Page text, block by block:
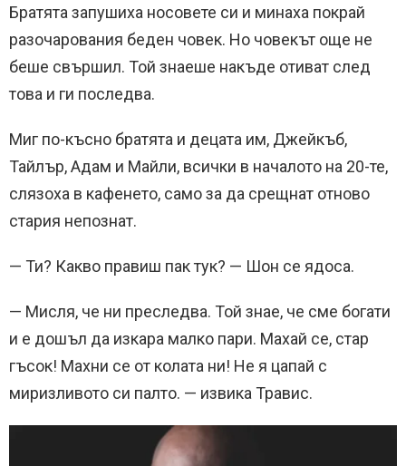
Братята запушиха носовете си и минаха покрай
разочарования беден човек. Но човекът още не
беше свършил. Той знаеше накъде отиват след
това и ги последва.
Миг по-късно братята и децата им, Джейкъб,
Тайлър, Адам и Майли, всички в началото на 20-те,
слязоха в кафенето, само за да срещнат отново
стария непознат.
— Ти? Какво правиш пак тук? — Шон се ядоса.
— Мисля, че ни преследва. Той знае, че сме богати
и е дошъл да изкара малко пари. Махай се, стар
гъсок! Махни се от колата ни! Не я цапай с
миризливото си палто. — извика Травис.